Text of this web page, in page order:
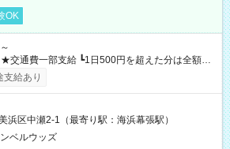
OK
内の方は自己負担となります ★日払いOK！
┗働いたその日に現金GET♪ お仕事後はコンビニ
支給あり
浜区中瀬2-1（最寄り駅：海浜幕張駅）
ベルウッズ